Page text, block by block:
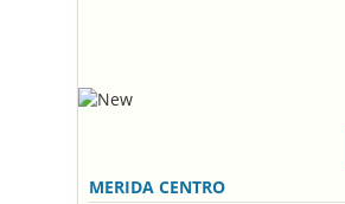
MERIDA CENTRO